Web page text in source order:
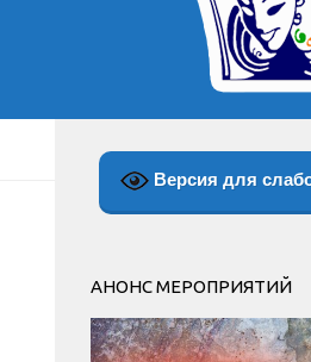
Версия для
АНОНС МЕРОПРИЯТИЙ